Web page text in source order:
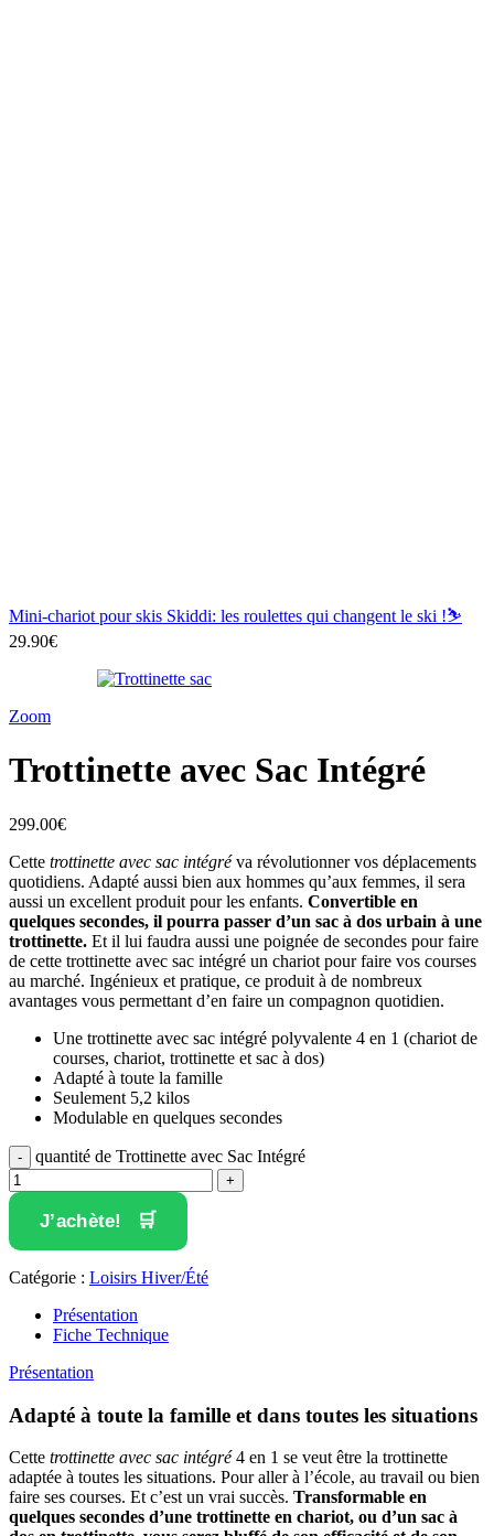
Mini-chariot pour skis Skiddi: les roulettes qui changent le ski !⛷️
29.90€
Zoom
Trottinette avec Sac Intégré
299.00€
Cette trottinette avec sac intégréva révolutionner vos déplacements
quotidiens. Adapté aussi bien aux hommes qu’aux femmes, il sera
aussi un excellent produit pour les enfants. Convertible en
quelques secondes, il pourra passer d’un sac à dos urbain à une
trottinette. Et il lui faudra aussi une poignée de secondes pour faire
de cette trottinette avec sac intégré un chariot pour faire vos courses
au marché. Ingénieux et pratique, ce produit à de nombreux
avantages vous permettant d’en faire un compagnon quotidien.
Une trottinette avec sac intégré polyvalente 4 en 1 (chariot de
courses, chariot, trottinette et sac à dos)
Adapté à toute la famille
Seulement 5,2 kilos
Modulable en quelques secondes
quantité de Trottinette avec Sac Intégré
J’achète!
Catégorie : Loisirs Hiver/Été
Présentation
Fiche Technique
Présentation
Adapté à toute la famille et dans toutes les situations
Cette trottinette avec sac intégré4 en 1 se veut être la trottinette
adaptée à toutes les situations. Pour aller à l’école, au travail ou bien
faire ses courses. Et c’est un vrai succès. Transformable en
quelques secondes d’une trottinette en chariot, ou d’un sac à